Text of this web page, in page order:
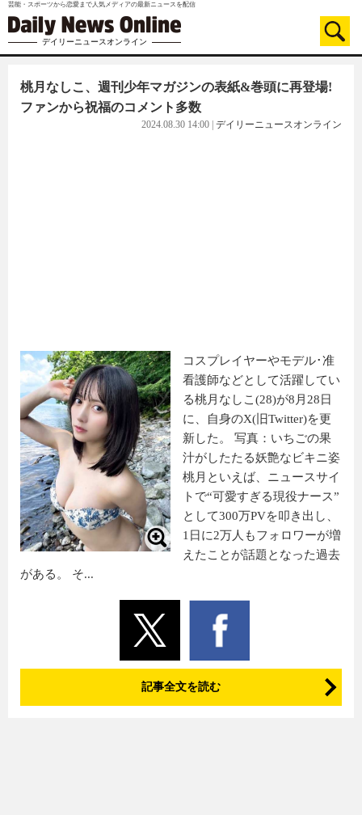
芸能・スポーツから恋愛まで人気メディアの最新ニュースを配信
デイリーニュースオンライン
桃月なしこ、週刊少年マガジンの表紙&巻頭に再登場!
ファンから祝福のコメント多数
2024.08.30 14:00 デイリーニュースオンライン
コスプレイヤーやモデル･准
看護師などとして活躍してい
る桃月なしこ(28)が8月28日
に、自身のX(旧Twitter)を更
新した。 写真：いちごの果
汁がしたたる妖艶なビキニ姿
桃月といえば、ニュースサイ
トで“可愛すぎる現役ナース”
として300万PVを叩き出し、
1日に2万人もフォロワーが増
えたことが話題となった過去
がある。 そ...
記事全文を読む